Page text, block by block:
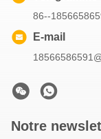
86--
E-mail
Notre